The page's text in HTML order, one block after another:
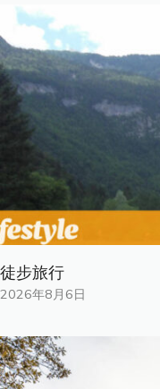
徒步旅行
2026年8月6日